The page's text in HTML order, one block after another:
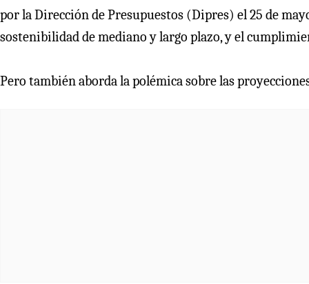
por la Dirección de Presupuestos (Dipres) el 25 de
sostenibilidad de mediano y largo plazo, y el
Pero también aborda la polémica sobre las